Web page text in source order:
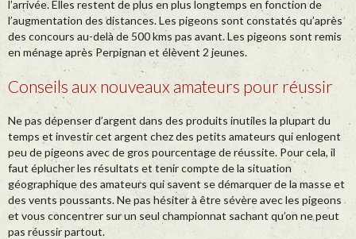
l’arrivée. Elles restent de plus en plus longtemps en fonction de
l’augmentation des distances. Les pigeons sont constatés qu’après
des concours au-delà de 500 kms pas avant. Les pigeons sont remis
en ménage après Perpignan et élèvent 2 jeunes.
Conseils aux nouveaux amateurs pour réussir
Ne pas dépenser d’argent dans des produits inutiles la plupart du
temps et investir cet argent chez des petits amateurs qui enlogent
peu de pigeons avec de gros pourcentage de réussite. Pour cela, il
faut éplucher les résultats et tenir compte de la situation
géographique des amateurs qui savent se démarquer de la masse et
des vents poussants. Ne pas hésiter à être sévère avec les pigeons
et vous concentrer sur un seul championnat sachant qu’on ne peut
pas réussir partout.